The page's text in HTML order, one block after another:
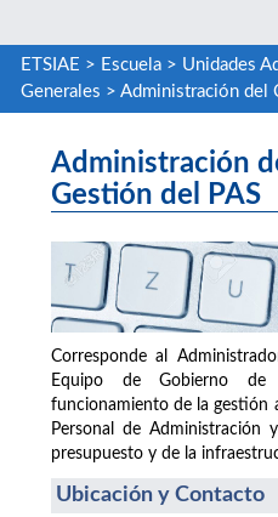
ETSIAE > Escuela> Unidades
Generales > Administración del
Administración
Gestión del PAS
Corresponde al
Equipo de Gobierno
funcionamiento de la gestión
Personal de Administración
presupuesto y de la
Ubicación y Contacto